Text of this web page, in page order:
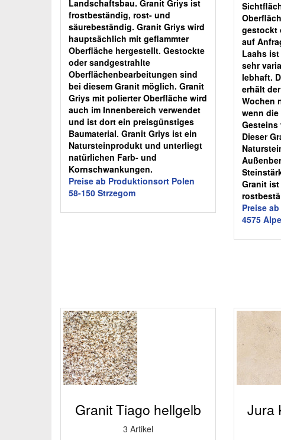
Landschaftsbau. Granit Griys ist
frostbeständig, rost- und
säurebeständig. Granit Griys wird
hauptsächlich mit geflammter
Oberfläche hergestellt. Gestockte
oder sandgestrahlte
Oberflächenbearbeitungen sind
bei diesem Granit möglich. Granit
Griys mit polierter Oberfläche wird
auch im Innenbereich verwendet
und ist dort ein preisgünstiges
Baumaterial. Granit Griys ist ein
Natursteinprodukt und unterliegt
natürlichen Farb- und
Kornschwankungen.
Preise ab Produktionsort Polen
58-150 Strzegom
gestockt
auf
Laahs
sehr
lebhaft.
erhält
Wochen
wenn
Gesteins
Dieser
Granit
Preise
4575
Granit Tiago hellgelb
3 Artikel
Jura